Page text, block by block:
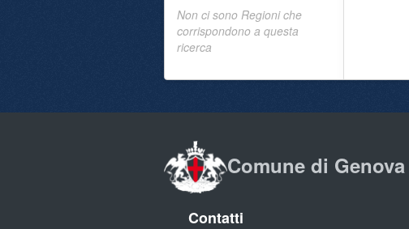
Non ci sono Regioni che
corrispondono a questa
ricerca
Comune di Genova
Contatti